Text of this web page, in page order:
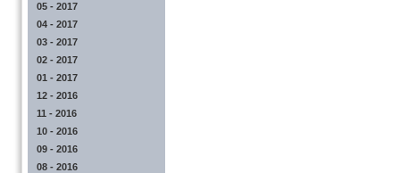
05 - 2017
04 - 2017
03 - 2017
02 - 2017
01 - 2017
12 - 2016
11 - 2016
10 - 2016
09 - 2016
08 - 2016